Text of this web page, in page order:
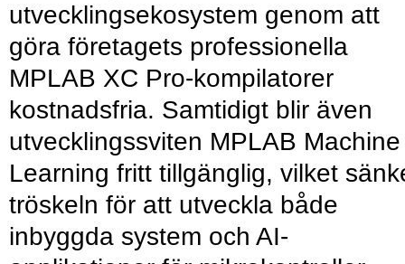
utvecklingsekosystem genom att
göra företagets professionella
MPLAB XC Pro-kompilatorer
kostnadsfria. Samtidigt blir även
utvecklingssviten MPLAB Machine
Learning fritt tillgänglig, vilket
tröskeln för att utveckla både
inbyggda system och AI-